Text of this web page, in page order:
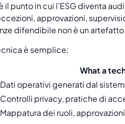
il punto in cui l’ESG diventa
approvazioni,
difendibile non è un
è semplice:
What a
Dati operativi generati dal
Controlli privacy, pratiche di
Mappatura dei ruoli,